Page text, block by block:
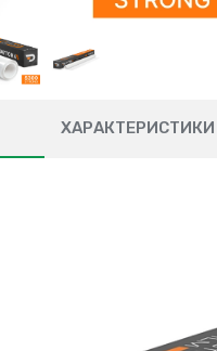
ХАРАКТЕРИСТИКИ